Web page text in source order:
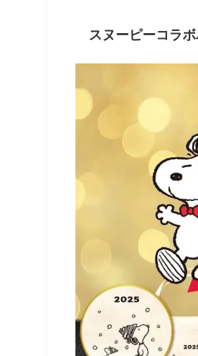
スヌーピーコラ